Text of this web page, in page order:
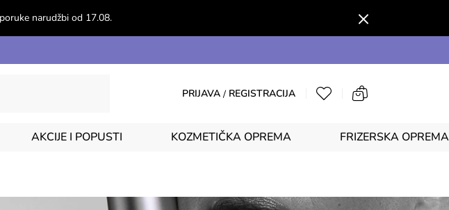
narudžbi od 17.08.
PRIJAVA / REGISTRACIJA
AKCIJE I POPUSTI KOZMETIČKA OPREMA FRIZERSKA OPREMA